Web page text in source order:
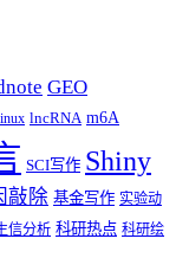
GEO
lncRNA m6A
SCI写作 Shiny
敲除 基金写作 实验动
信分析 科研热点 科研绘